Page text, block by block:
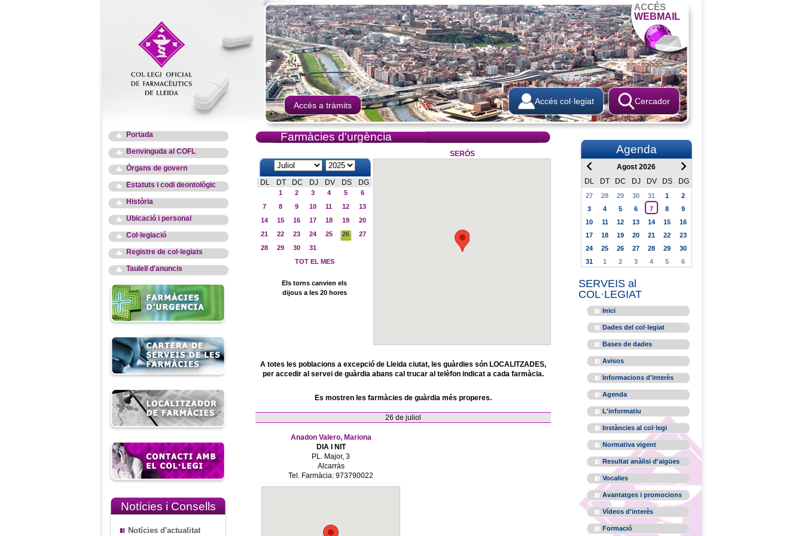
ACCÉS
WEBMAIL
Accés a tràmits Cercador
Accés col·legiat
Portada
Benvinguda al COFL
Òrgans de govern
Estatuts i codi deontològic
Història
Ubicació i personal
Col·legiació
Registre de col·legiats
Taulell d'anuncis
Notícies i Consells
Notícies d'actualitat
Farmàcies d'urgència
DL DT DC DJ DV DS DG
1 2 3 4 5
6
7
8 9 10 11 12
13
14
15 16 17 18 19
20
21
22 23 24 25 26
27
28
29 30
31
TOT EL MES
Els torns canvien els
dijous a les 20 hores
SERÒS
A totes les poblacions a excepció de Lleida ciutat, les guàrdies són LOCALITZADES,
per accedir al servei de guàrdia abans cal trucar al telèfon indicat a cada farmàcia.
Es mostren les farmàcies de guàrdia més properes.
26 de juliol
Anadon Valero, Mariona
DIA I NIT
PL. Major, 3
Alcarràs
Tel. Farmàcia: 973790022
Agenda
Agost 2026
DL
DT DC DJ DV DS DG
27 28 29 30 31 1
2
3
4 5 6 7 8
9
10
11 12 13 14 15
16
17
18 19 20 21 22
23
24
25 26 27 28 29
30
31
1 2 3 4 5 6
SERVEIS al
COL·LEGIAT
Inici
Dades del col·legiat
Bases de dades
Avisos
Informacions d'interès
Agenda
L'informatiu
Instàncies al col·legi
Normativa vigent
Resultat anàlisi d'aigües
Vocalies
Avantatges i promocions
Vídeos d'interès
Formació